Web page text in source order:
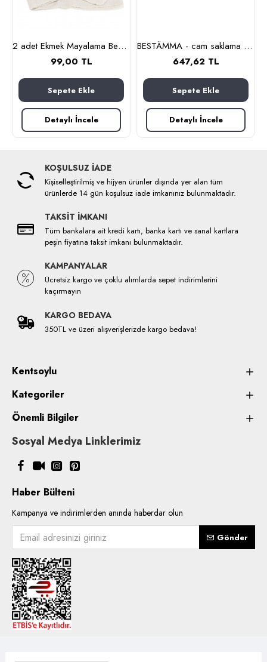
2 adet Ekmek Mayalama Bezi 50x70 cm, %100 Pamuk Amerikan Pasa Bezi
99,00 TL
Sepete Ekle
Detaylı İncele
BESTÄMMA - cam saklama kabı seti (cam)
647,62 TL
Sepete Ekle
Detaylı İncele
KOŞULSUZ İADE
Kişiselleştirilmiş ve hijyen ürünler dışında yer alan tüm
ürünlerde 14 gün koşulsuz iade imkanınız bulunmaktadır.
TAKSİT İMKANI
Tüm bankalara ait kredi kartı, banka kartı ve sanal kartlara
peşin fiyatına taksit imkanı bulunmaktadır.
KAMPANYALAR
Ücretsiz kargo ve çoklu alımlarda sepet indirimlerini
kaçırmayın
KARGO BEDAVA
350TL ve üzeri alışverişlerizde kargo bedava!
Kentsoylu
Kategoriler
Önemli Bilgiler
Sosyal Medya Linklerimiz
Haber Bülteni
Kampanya ve indirimlerden anında haberdar olun
Gönder